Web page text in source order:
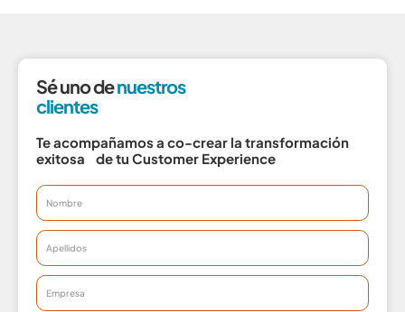
Sé uno denuestros
clientes
Te acompañamos a co-crear la transformación
exitosa de tu Customer Experience